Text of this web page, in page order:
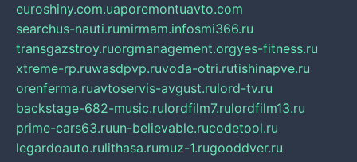
euroshiny.com.uaporemontuavto.com
searchus-nauti.rumirmam.infosmi366.ru
transgazstroy.ruorgmanagement.orgyes-fitness.ru
xtreme-rp.ruwasdpvp.ruvoda-otri.rutishinapve.ru
orenferma.ruavtoservis-avgust.rulord-tv.ru
backstage-682-music.rulordfilm7.rulordfilm13.ru
prime-cars63.ruun-believable.rucodetool.ru
legardoauto.rulithasa.rumuz-1.rugooddver.ru